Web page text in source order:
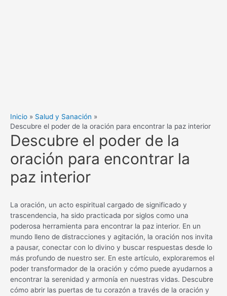
Inicio
Salud y Sanación
Descubre el poder de la oración para encontrar la paz interior
Descubre el poder de la
oración para encontrar la
paz interior
La oración, un acto espiritual cargado de significado y
trascendencia, ha sido practicada por siglos como una
poderosa herramienta para encontrar la paz interior. En un
mundo lleno de distracciones y agitación, la oración nos invita
a pausar, conectar con lo divino y buscar respuestas desde lo
más profundo de nuestro ser. En este artículo, exploraremos el
poder transformador de la oración y cómo puede ayudarnos a
encontrar la serenidad y armonía en nuestras vidas. Descubre
cómo abrir las puertas de tu corazón a través de la oración y